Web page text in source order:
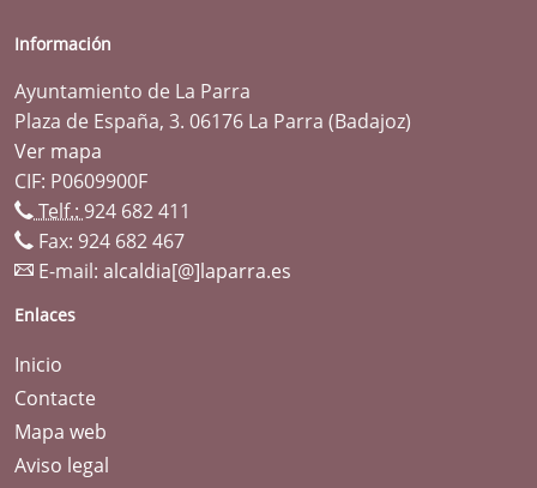
Información
Ayuntamiento de La Parra
Plaza de España, 3. 06176 La Parra (Badajoz)
Ver mapa
CIF: P0609900F
Telf.: 924 682 411
Fax: 924 682 467
E-mail: alcaldia[@]laparra.es
Enlaces
Inicio
Contacte
Mapa web
Aviso legal